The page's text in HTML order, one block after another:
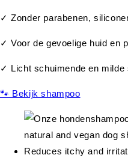
✓ Zonder parabenen,
✓ Voor de gevoelige huid en
✓ Licht schuimende en milde
🐾 Bekijk shampoo